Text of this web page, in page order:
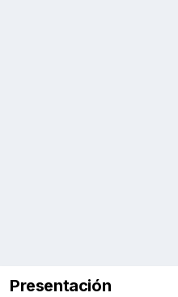
Presentación